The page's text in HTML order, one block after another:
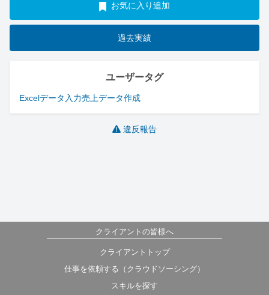
お気に入り追加
過去実績
ユーザータグ
Excelデータ入力売上データ作成
違反報告
クライアントの皆様へ
クライアントトップ
仕事を依頼する（クラウドソーシング）
スキルを探す